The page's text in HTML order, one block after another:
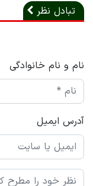
تبادل نظر
نام و نام خانوادگی
آدرس ایمیل